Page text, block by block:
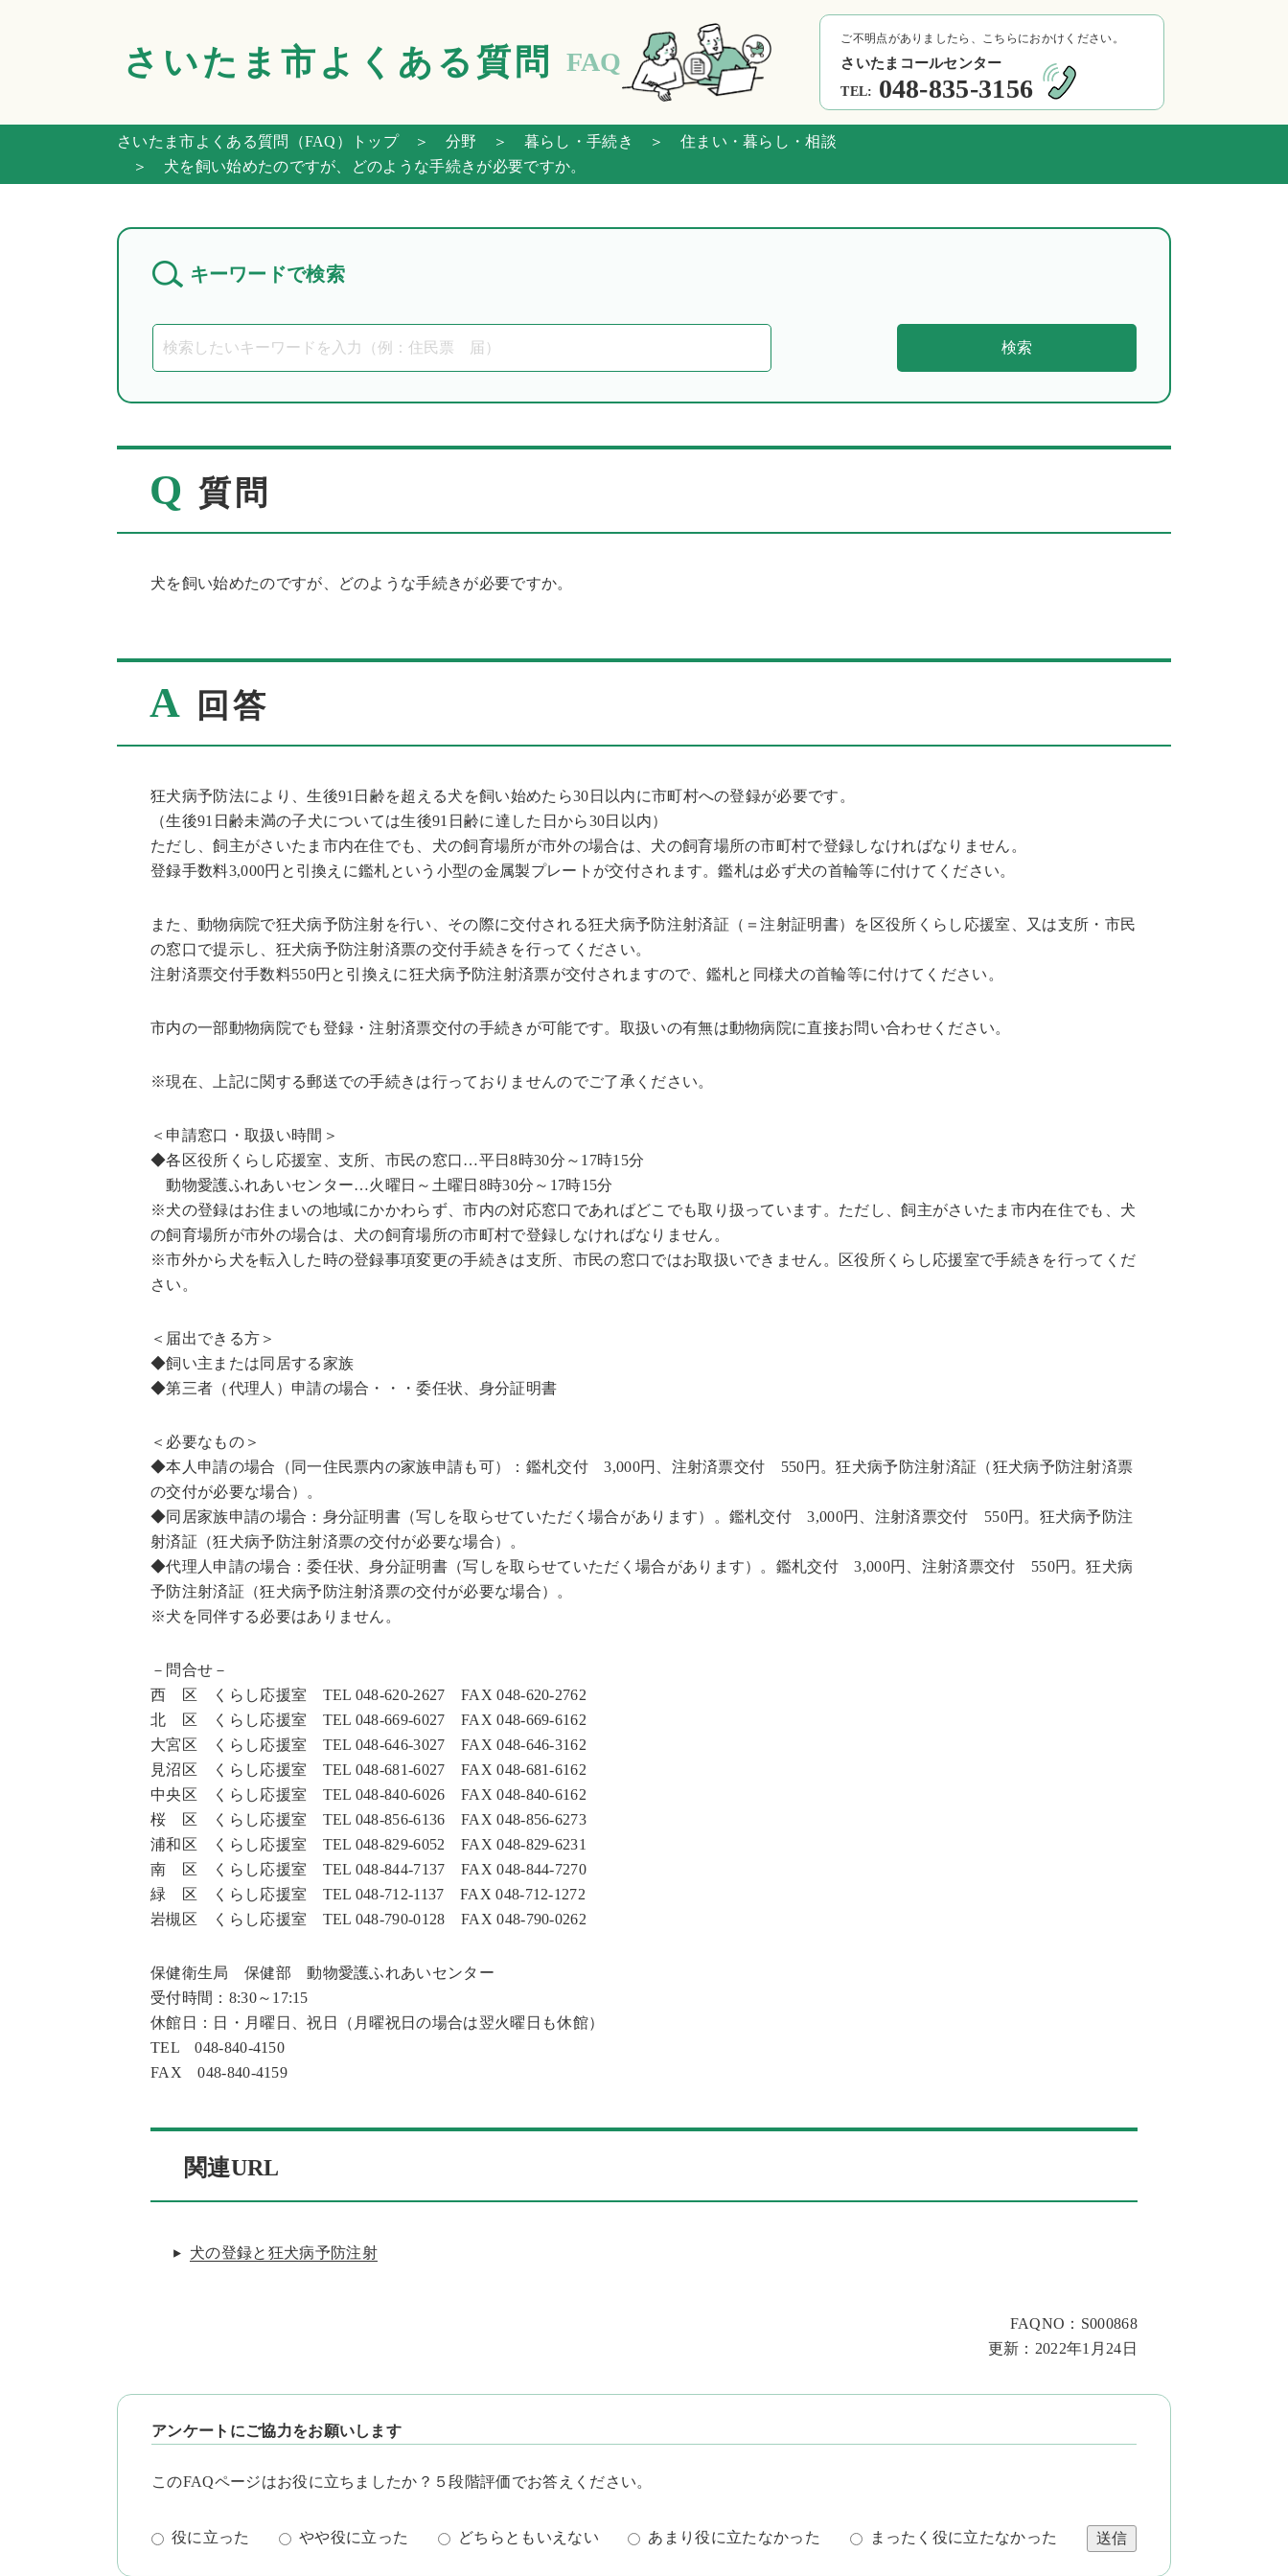
さいたま市 よくある質問 FAQ
ご不明点がありましたら、こちらにおかけください。
さいたまコールセンター
TEL: 048-835-3156
さいたま市よくある質問（FAQ）トップ＞ 分野 ＞ 暮らし・手続き
＞ 住まい・暮らし・相談
＞ 犬を飼い始めたのですが、どのような手続きが必要ですか。
キーワードで検索
検索
Q 質問
犬を飼い始めたのですが、どのような手続きが必要ですか。
A 回答
狂犬病予防法により、生後91日齢を超える犬を飼い始めたら30日以内に市町村への登録が必要です。
（生後91日齢未満の子犬については生後91日齢に達した日から30日以内）
ただし、飼主がさいたま市内在住でも、犬の飼育場所が市外の場合は、犬の飼育場所の市町村で登録しなければなりません。
登録手数料3,000円と引換えに鑑札という小型の金属製プレートが交付されます。鑑札は必ず犬の首輪等に付けてください。
また、動物病院で狂犬病予防注射を行い、その際に交付される狂犬病予防注射済証（＝注射証明書）を区役所くらし応援室、又は支所・市民
の窓口で提示し、狂犬病予防注射済票の交付手続きを行ってください。
注射済票交付手数料550円と引換えに狂犬病予防注射済票が交付されますので、鑑札と同様犬の首輪等に付けてください。
市内の一部動物病院でも登録・注射済票交付の手続きが可能です。取扱いの有無は動物病院に直接お問い合わせください。
※現在、上記に関する郵送での手続きは行っておりませんのでご了承ください。
＜申請窓口・取扱い時間＞
◆各区役所くらし応援室、支所、市民の窓口…平日8時30分～17時15分
動物愛護ふれあいセンター…火曜日～土曜日8時30分～17時15分
※犬の登録はお住まいの地域にかかわらず、市内の対応窓口であればどこでも取り扱っています。ただし、飼主がさいたま市内在住でも、犬
の飼育場所が市外の場合は、犬の飼育場所の市町村で登録しなければなりません。
※市外から犬を転入した時の登録事項変更の手続きは支所、市民の窓口ではお取扱いできません。区役所くらし応援室で手続きを行ってくだ
さい。
＜届出できる方＞
◆飼い主または同居する家族
◆第三者（代理人）申請の場合・・・委任状、身分証明書
＜必要なもの＞
◆本人申請の場合（同一住民票内の家族申請も可）：鑑札交付 3,000円、注射済票交付 550円。狂犬病予防注射済証（狂犬病予防注射済票
の交付が必要な場合）。
◆同居家族申請の場合：身分証明書（写しを取らせていただく場合があります）。鑑札交付 3,000円、注射済票交付 550円。狂犬病予防注
射済証（狂犬病予防注射済票の交付が必要な場合）。
◆代理人申請の場合：委任状、身分証明書（写しを取らせていただく場合があります）。鑑札交付 3,000円、注射済票交付 550円。狂犬病
予防注射済証（狂犬病予防注射済票の交付が必要な場合）。
※犬を同伴する必要はありません。
－問合せ－
西 区 くらし応援室 TEL 048-620-2627 FAX 048-620-2762
北 区 くらし応援室 TEL 048-669-6027 FAX 048-669-6162
大宮区 くらし応援室 TEL 048-646-3027 FAX 048-646-3162
見沼区 くらし応援室 TEL 048-681-6027 FAX 048-681-6162
中央区 くらし応援室 TEL 048-840-6026 FAX 048-840-6162
桜 区 くらし応援室 TEL 048-856-6136 FAX 048-856-6273
浦和区 くらし応援室 TEL 048-829-6052 FAX 048-829-6231
南 区 くらし応援室 TEL 048-844-7137 FAX 048-844-7270
緑 区 くらし応援室 TEL 048-712-1137 FAX 048-712-1272
岩槻区 くらし応援室 TEL 048-790-0128 FAX 048-790-0262
保健衛生局 保健部 動物愛護ふれあいセンター
受付時間：8:30～17:15
休館日：日・月曜日、祝日（月曜祝日の場合は翌火曜日も休館）
TEL 048-840-4150
FAX 048-840-4159
関連URL
犬の登録と狂犬病予防注射
FAQNO：S000868
更新：2022年1月24日
アンケートにご協力をお願いします
このFAQページはお役に立ちましたか？５段階評価でお答えください。
役に立った やや役に立った どちらともいえない あまり役に立たなかった まったく役に立たなかった 送信